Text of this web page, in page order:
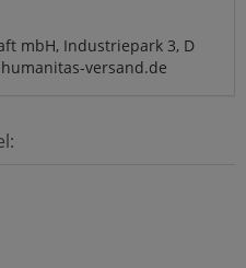
mbH, Industriepark 3, D
versand.de